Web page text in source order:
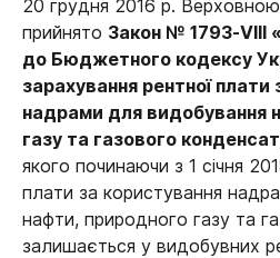
20 грудня 2016 р.
прийнято Закон № 1793-VIII
до Бюджетного кодексу
зарахування рентної плати
надрами для видобування
газу та газового
якого починаючи з 1 січня
плати за користування
нафти, природного газу та
залишається у видобувних